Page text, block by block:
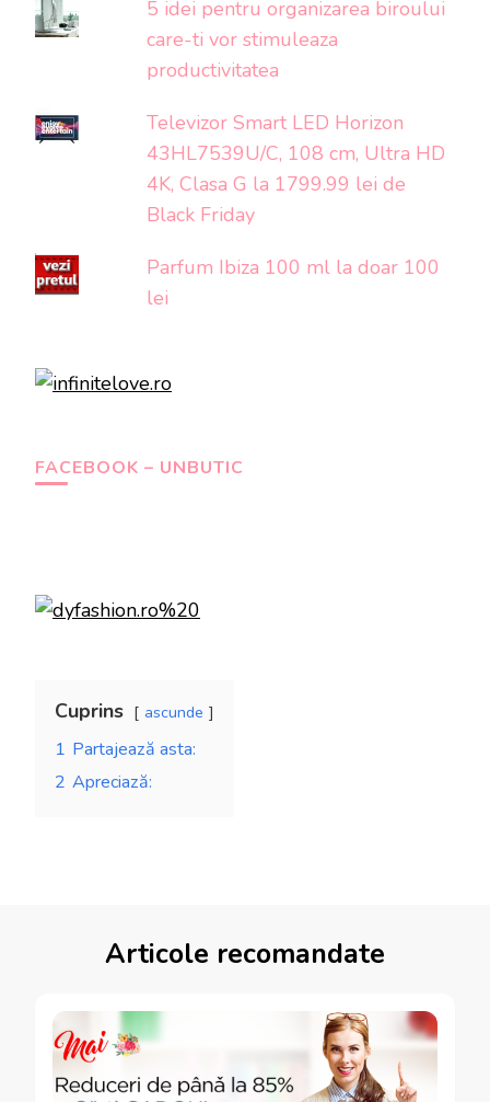
5 idei pentru organizarea biroului
care-ti vor stimuleaza
productivitatea
Televizor Smart LED Horizon
43HL7539U/C, 108 cm, Ultra HD
4K, Clasa G la 1799.99 lei de
Black Friday
Parfum Ibiza 100 ml la doar 100
lei
FACEBOOK – UNBUTIC
Cuprins ascunde
1 Partajează asta:
2 Apreciază:
Articole recomandate